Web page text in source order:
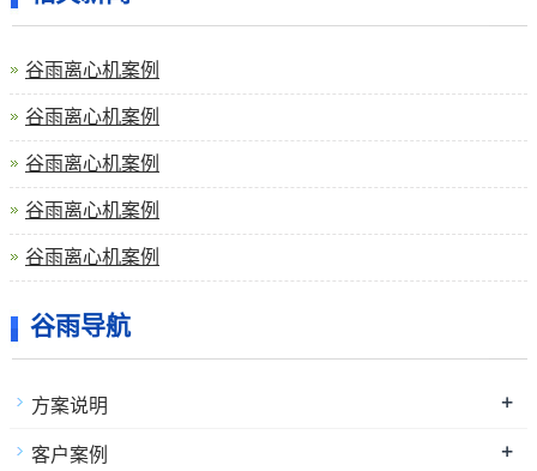
谷雨离心机案例
谷雨离心机案例
谷雨离心机案例
谷雨离心机案例
谷雨离心机案例
谷雨导航
方案说明 +
客户案例 +